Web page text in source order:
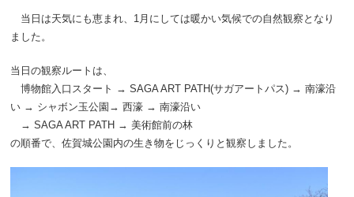
当日は天気にも恵まれ、 1月にしては暖かい気候での自然観察となり
ました。
当日の観察ルートは、
博物館入口スタート → SAGA ART PATH(サガアートパス) → 南濠沿
い → シャボン玉公園→ 西濠 → 南濠沿い
→ SAGA ART PATH → 美術館前の林
の順番で、佐賀城公園内の生き物をじっくりと観察しました。